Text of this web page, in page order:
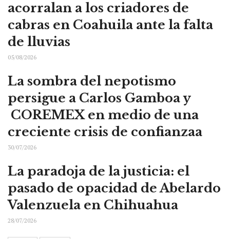
acorralan a los criadores de
cabras en Coahuila ante la falta
de lluvias
05/08/2026
La sombra del nepotismo
persigue a Carlos Gamboa y
COREMEX en medio de una
creciente crisis de confianzaa
30/07/2026
La paradoja de la justicia: el
pasado de opacidad de Abelardo
Valenzuela en Chihuahua
28/07/2026